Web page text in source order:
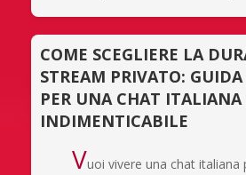
COME SCEGLIERE LA
STREAM PRIVATO: GUIDA
PER UNA CHAT
INDIMENTICABILE
Vuoi vivere una chat italiana